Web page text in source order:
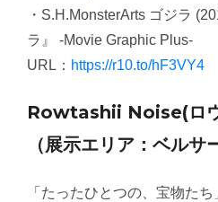
・S.H.MonsterArts ゴジラ
ラ』 -Movie Graphic Plus-
URL： https://r10.to/hF3VY4
Rowtashii Noise(ロ
（展示エリア：ベルサ
「たったひとつの、宝物た